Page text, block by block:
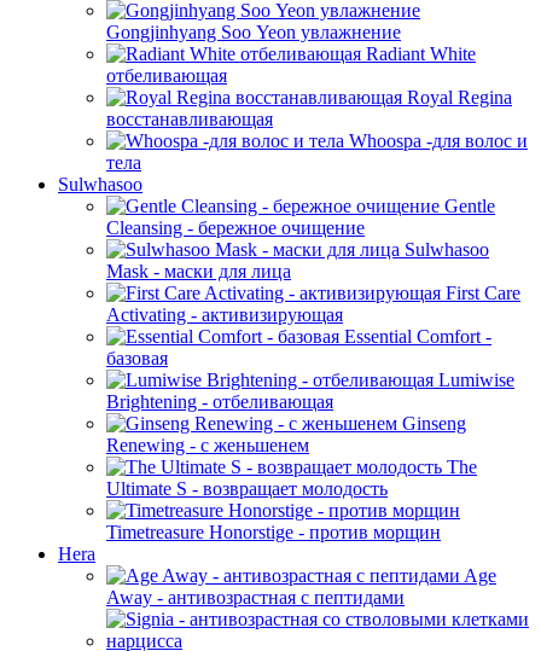
Gongjinhyang Soo Yeon увлажнение
Radiant White
отбеливающая
Royal Regina
восстанавливающая
Whoospa -для волос и
тела
Sulwhasoo
Gentle
Cleansing - бережное очищение
Sulwhasoo
Mask - маски для лица
First Care
Activating - активизирующая
Essential Comfort -
базовая
Lumiwise
Brightening - отбеливающая
Ginseng
Renewing - с женьшенем
The
Ultimate S - возвращает молодость
Timetreasure Honorstige - против морщин
Hera
Age
Away - антивозрастная с пептидами